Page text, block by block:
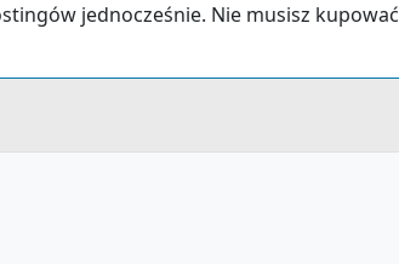
jednocześnie. Nie musisz